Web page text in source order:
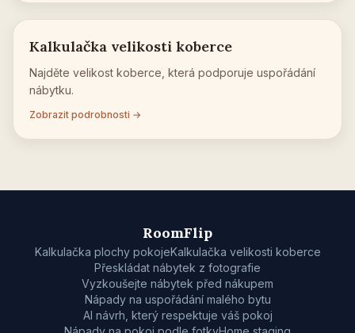
Kalkulačka velikosti koberce
Najděte velikost koberce, která podporuje uspořádání
nábytku.
Zobrazit podrobnosti →
RoomFlip
Kalkulačka plochy pokojeKalkulačka velikosti koberce
Přeskládat nábytek z fotografie
Vyzkoušejte nábytek před nákupem
Nápady na uspořádání malého bytu
AI návrh, který respektuje váš pokoj